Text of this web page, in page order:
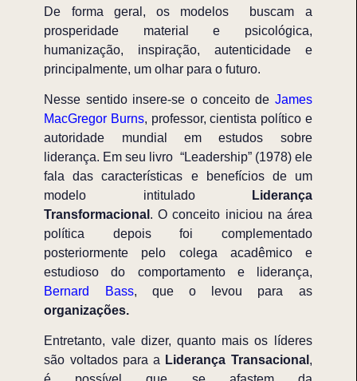
De forma geral, os modelos buscam a
prosperidade material e psicológica,
humanização, inspiração, autenticidade e
principalmente, um olhar para o futuro.
Nesse sentido insere-se o conceito de James
MacGregor Burns, professor, cientista político e
autoridade mundial em estudos sobre
liderança. Em seu livro “Leadership” (1978) ele
fala das características e benefícios de um
modelo intitulado
Liderança
Transformacional . O conceito iniciou na área
política depois foi complementado
posteriormente pelo colega acadêmico e
estudioso do comportamento e liderança,
Bernard Bass, que o levou para as
organizações.
Entretanto, vale dizer, quanto mais os líderes
são voltados para a Liderança Transacional ,